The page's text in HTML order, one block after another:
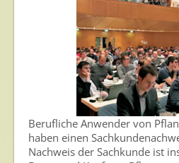
Berufliche Anwender von
haben einen
Nachweis der Sachkunde ist